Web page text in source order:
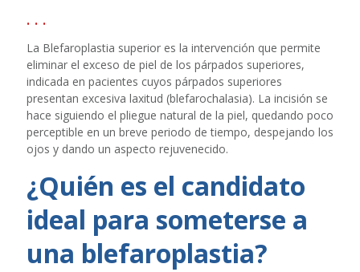
. . .
La Blefaroplastia superior es la intervención que permite
eliminar el exceso de piel de los párpados superiores,
indicada en pacientes cuyos párpados superiores
presentan excesiva laxitud (blefarochalasia). La incisión se
hace siguiendo el pliegue natural de la piel, quedando poco
perceptible en un breve periodo de tiempo, despejando los
ojos y dando un aspecto rejuvenecido.
¿Quién es el candidato
ideal para someterse a
una blefaroplastia?